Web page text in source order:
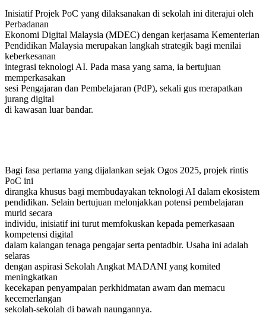
Inisiatif Projek PoC yang dilaksanakan di sekolah ini diterajui oleh
Perbadanan
Ekonomi Digital Malaysia (MDEC) dengan kerjasama Kementerian
Pendidikan Malaysia merupakan langkah strategik bagi menilai
keberkesanan
integrasi teknologi AI. Pada masa yang sama, ia bertujuan
memperkasakan
sesi Pengajaran dan Pembelajaran (PdP), sekali gus merapatkan
jurang digital
di kawasan luar bandar.
Bagi fasa pertama yang dijalankan sejak Ogos 2025, projek rintis
PoC ini
dirangka khusus bagi membudayakan teknologi AI dalam ekosistem
pendidikan. Selain bertujuan melonjakkan potensi pembelajaran
murid secara
individu, inisiatif ini turut memfokuskan kepada pemerkasaan
kompetensi digital
dalam kalangan tenaga pengajar serta pentadbir. Usaha ini adalah
selaras
dengan aspirasi Sekolah Angkat MADANI yang komited
meningkatkan
kecekapan penyampaian perkhidmatan awam dan memacu
kecemerlangan
sekolah-sekolah di bawah naungannya.